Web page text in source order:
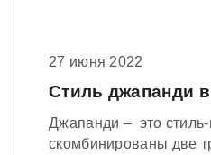
27 июня 2022
Стиль джапанди
Джапанди – это
скомбинированы две